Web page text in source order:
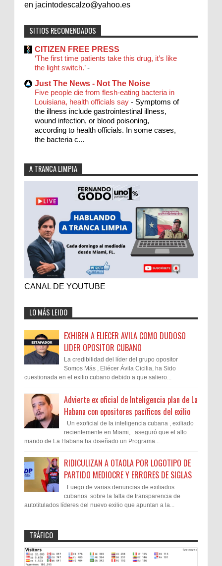
en jacintodescalzo@yahoo.es
SITIOS RECOMENDADOS
CITIZEN FREE PRESS
‘The first time patients take this drug, it’s like
the light switch.’-
Just The News - Not The Noise
Five people die from flesh-eating bacteria in
Louisiana, health officials say - Symptoms of
the illness include gastrointestinal illness,
wound infection, or blood poisoning,
according to health officials. In some cases,
the bacteria c...
A TRANCA LIMPIA
CANAL DE YOUTUBE
LO MÁS LEIDO
EXHIBEN A ELIECER AVILA COMO DUDOSO
LIDER OPOSITOR CUBANO
La credibilidad del líder del grupo opositor
Somos Más , Eliécer Ávila Cicilia, ha Sido
cuestionada en el exilio cubano debido a que saliero...
Advierte ex oficial de Inteligencia plan de La
Habana con opositores pacíficos del exilio
Un exoficial de la inteligencia cubana , exiliado
recientemente en Miami, aseguró que el alto
mando de La Habana ha diseñado un Programa...
RIDICULIZAN A OTAOLA POR LOGOTIPO DE
PARTIDO MEDIOCRE Y ERRORES DE SIGLAS
Luego de varias denuncias de exiliados
cubanos sobre la falta de transparencia de
autotitulados líderes del nuevo exilio que apuntan a la...
TRÁFICO